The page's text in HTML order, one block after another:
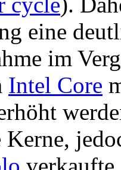
eine
im
Intel Core
Kerne,